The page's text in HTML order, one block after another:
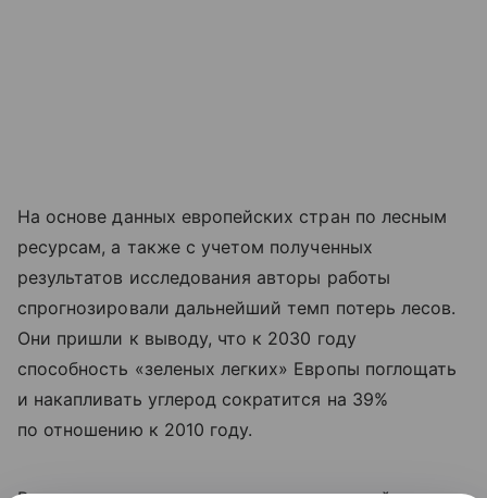
На основе данных европейских стран по лесным
ресурсам, а также с учетом полученных
результатов исследования авторы работы
спрогнозировали дальнейший темп потерь лесов.
Они пришли к выводу, что к 2030 году
способность «зеленых легких» Европы поглощать
и накапливать углерод сократится на 39%
по отношению к 2010 году.